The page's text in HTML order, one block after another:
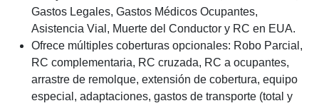
Gastos Legales, Gastos Médicos Ocupantes,
Asistencia Vial, Muerte del Conductor y RC en EUA.
Ofrece múltiples coberturas opcionales: Robo Parcial,
RC complementaria, RC cruzada, RC a ocupantes,
arrastre de remolque, extensión de cobertura, equipo
especial, adaptaciones, gastos de transporte (total y